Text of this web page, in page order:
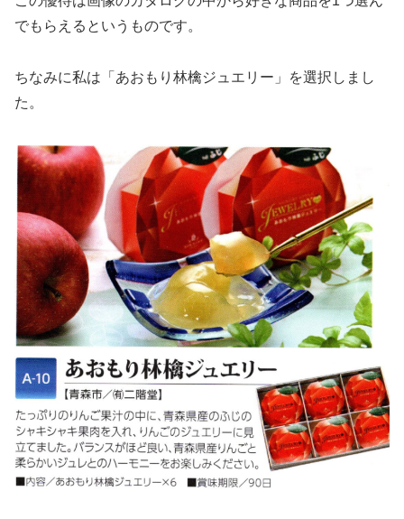
でもらえるというものです。
ちなみに私は「あおもり林檎ジュエリー」を選択しまし
た。